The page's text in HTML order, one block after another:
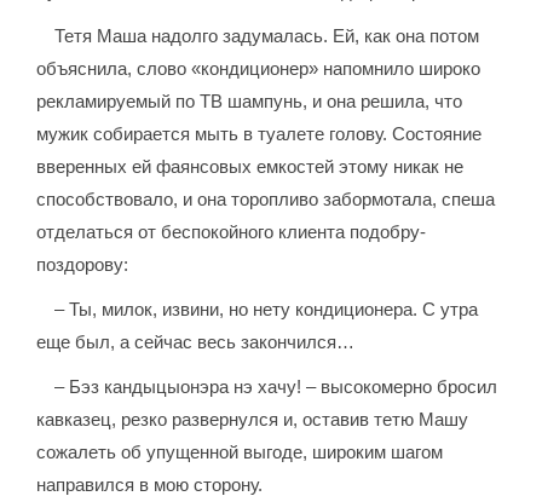
Тетя Маша надолго задумалась. Ей, как она потом
объяснила, слово «кондиционер» напомнило широко
рекламируемый по ТВ шампунь, и она решила, что
мужик собирается мыть в туалете голову. Состояние
вверенных ей фаянсовых емкостей этому никак не
способствовало, и она торопливо забормотала, спеша
отделаться от беспокойного клиента подобру-
поздорову:
– Ты, милок, извини, но нету кондиционера. С утра
еще был, а сейчас весь закончился…
– Бэз кандыцыонэра нэ хачу! – высокомерно бросил
кавказец, резко развернулся и, оставив тетю Машу
сожалеть об упущенной выгоде, широким шагом
направился в мою сторону.